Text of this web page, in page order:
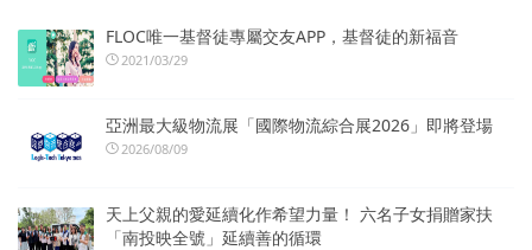
FLOC唯一基督徒專屬交友APP，基督徒的新福音
2021/03/29
亞洲最大級物流展「國際物流綜合展2026」即將登場
2026/08/09
天上父親的愛延續化作希望力量！ 六名子女捐贈家扶
「南投映全號」延續善的循環